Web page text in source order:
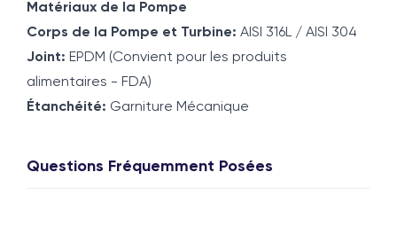
Matériaux de la Pompe
Corps de la Pompe et Turbine: AISI 316L / AISI 304
Joint: EPDM (Convient pour les produits
alimentaires - FDA)
Étanchéité: Garniture Mécanique
Questions Fréquemment Posées